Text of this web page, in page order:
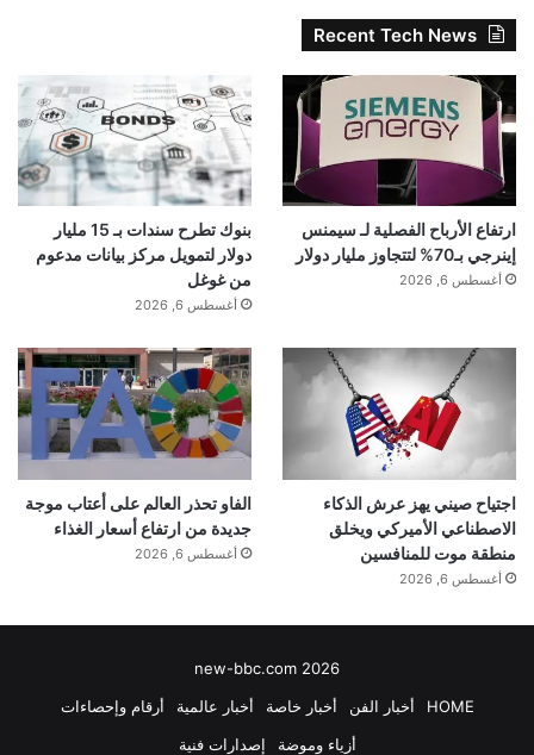
Recent Tech News
ارتفاع الأرباح الفصلية لـ سيمنس
إينرجي بـ70% لتتجاوز مليار دولار
أغسطس 6, 2026
بنوك تطرح سندات بـ 15 مليار
دولار لتمويل مركز بيانات مدعوم
من غوغل
أغسطس 6, 2026
اجتياح صيني يهز عرش الذكاء
الاصطناعي الأميركي ويخلق
منطقة موت للمنافسين
أغسطس 6, 2026
الفاو تحذر العالم على أعتاب موجة
جديدة من ارتفاع أسعار الغذاء
أغسطس 6, 2026
new-bbc.com 2026
HOME
أخبار الفن أخبار خاصة أخبار عالمية
أرقام وإحصاءات
أزياء وموضة
إصدارات فنية